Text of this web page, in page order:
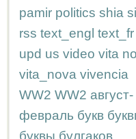
pamir politics shia
rss text_engl text_fr
upd us video vita
vita_nova vivencia
WW2 WW2 август-
февраль букв
буквы булгаков